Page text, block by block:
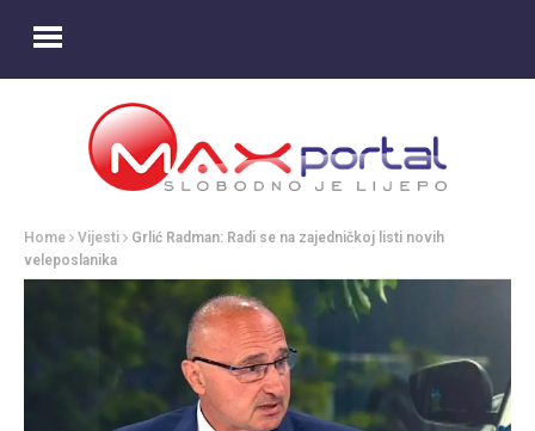
Home Vijesti
Grlić Radman: Radi se na zajedničkoj listi novih
veleposlanika